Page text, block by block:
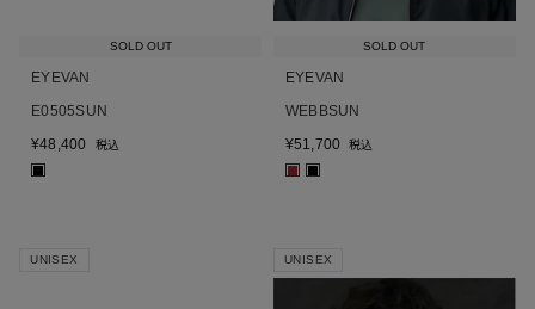
SOLD OUT
EYEVAN
E0505SUN
¥48,400 税込
■
SOLD OUT
EYEVAN
WEBBSUN
¥51,700 税込
■ ■
UNISEX UNISEX